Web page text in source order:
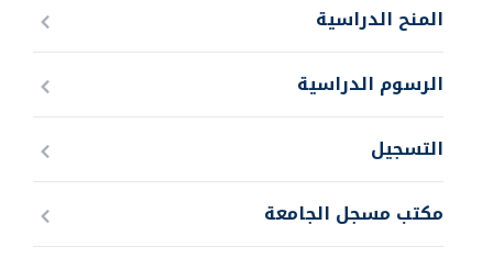
المنح الدراسية
الرسوم الدراسية
التسجيل
مكتب مسجل الجامعة